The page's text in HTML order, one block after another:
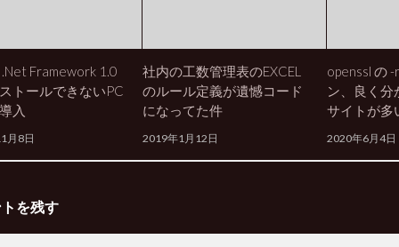
Framework 1.0
トールできないPC
入
月8日
社内の工数管理表のEXCEL
のルール定義が遺憾コード
になってた件
2019年1月12日
openssl の
ン、良く分
サイトが多
2020年6月4日
を残す